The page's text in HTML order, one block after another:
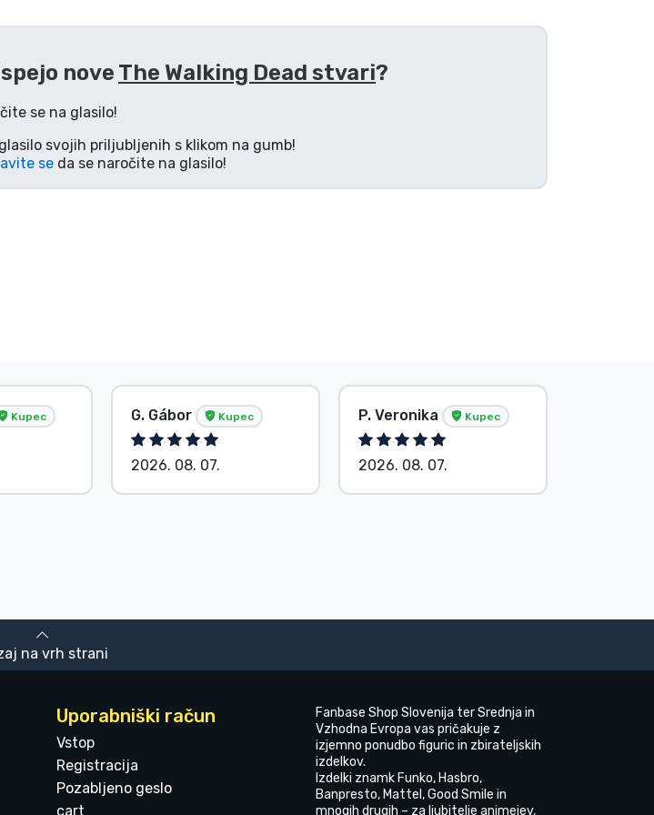
nove The Walking Dead stvari?
se na glasilo!
svojih priljubljenih s klikom na gumb!
seda se naročite na glasilo!
Kupec G. Gábor Kupec
2026. 08. 07.
P. Veronika Kupec
2026. 08. 07.
na vrh strani
Uporabniški račun
Vstop
Registracija
Pozabljeno geslo
cart
Fanbase Shop Slovenija ter Srednja in
Vzhodna Evropa vas pričakuje z
izjemno ponudbo figuric in zbirateljskih
izdelkov.
Izdelki znamk Funko, Hasbro,
Banpresto, Mattel, Good Smile in
mnogih drugih – za ljubitelje animejev,